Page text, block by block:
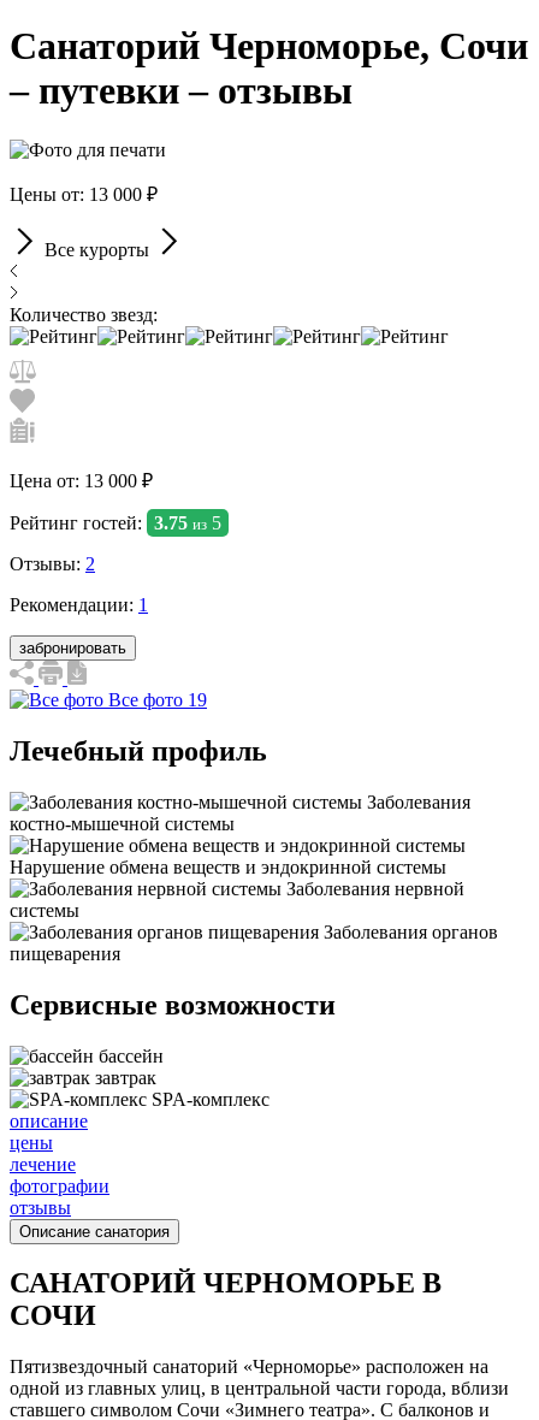
Санаторий Черноморье, Сочи
– путевки – отзывы
Цены от: 13 000 ₽
Все курорты
Количество звезд:
Цена от: 13 000 ₽
Рейтинг гостей: 3.75 из 5
Отзывы: 2
Рекомендации: 1
забронировать
Все фото 19
Лечебный профиль
Заболевания
костно-мышечной системы
Нарушение обмена веществ и эндокринной системы
Заболевания нервной
системы
Заболевания органов
пищеварения
Сервисные возможности
бассейн
завтрак
SPA-комплекс
описание
цены
лечение
фотографии
отзывы
Описание санатория
САНАТОРИЙ ЧЕРНОМОРЬЕ В
СОЧИ
Пятизвездочный санаторий «Черноморье» расположен на
одной из главных улиц, в центральной части города, вблизи
ставшего символом Сочи «Зимнего театра». С балконов и